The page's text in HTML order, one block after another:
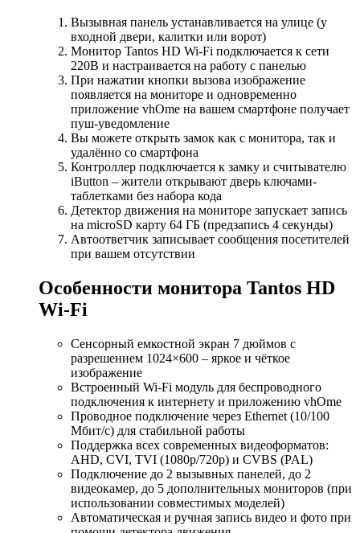
Вызывная панель устанавливается на улице (у
входной двери, калитки или ворот)
Монитор Tantos HD Wi-Fi подключается к сети
220В и настраивается на работу с панелью
При нажатии кнопки вызова изображение
появляется на мониторе и одновременно
приложение vhOme на вашем смартфоне получает
пуш-уведомление
Вы можете открыть замок как с монитора, так и
удалённо со смартфона
Контроллер подключается к замку и считывателю
iButton – жители открывают дверь ключами-
таблетками без набора кода
Детектор движения на мониторе запускает запись
на microSD карту 64 ГБ (предзапись 4 секунды)
Автоответчик записывает сообщения посетителей
при вашем отсутствии
Особенности монитора Tantos HD
Wi-Fi
Сенсорный емкостной экран 7 дюймов с
разрешением 1024×600 – яркое и чёткое
изображение
Встроенный Wi-Fi модуль для беспроводного
подключения к интернету и приложению vhOme
Проводное подключение через Ethernet (10/100
Мбит/с) для стабильной работы
Поддержка всех современных видеоформатов:
AHD, CVI, TVI (1080p/720p) и CVBS (PAL)
Подключение до 2 вызывных панелей, до 2
видеокамер, до 5 дополнительных мониторов (при
использовании совместимых моделей)
Автоматическая и ручная запись видео и фото при